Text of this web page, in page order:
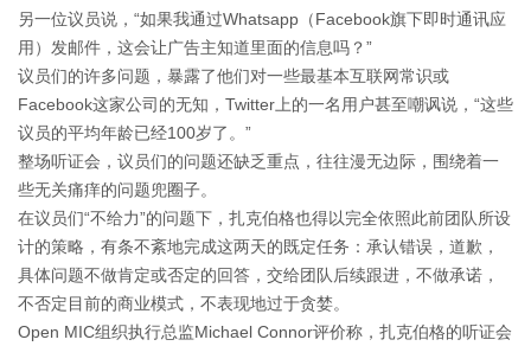
另一位议员说，“如果我通过Whatsapp（Facebook旗下即时通讯应
用）发邮件，这会让广告主知道里面的信息吗？”
议员们的许多问题，暴露了他们对一些最基本互联网常识或
Facebook这家公司的无知，Twitter上的一名用户甚至嘲讽说，“这些
议员的平均年龄已经100岁了。”
整场听证会，议员们的问题还缺乏重点，往往漫无边际，围绕着一
些无关痛痒的问题兜圈子。
在议员们“不给力”的问题下，扎克伯格也得以完全依照此前团队所设
计的策略，有条不紊地完成这两天的既定任务：承认错误，道歉，
具体问题不做肯定或否定的回答，交给团队后续跟进，不做承诺，
不否定目前的商业模式，不表现地过于贪婪。
Open MIC组织执行总监Michael Connor评价称，扎克伯格的听证会